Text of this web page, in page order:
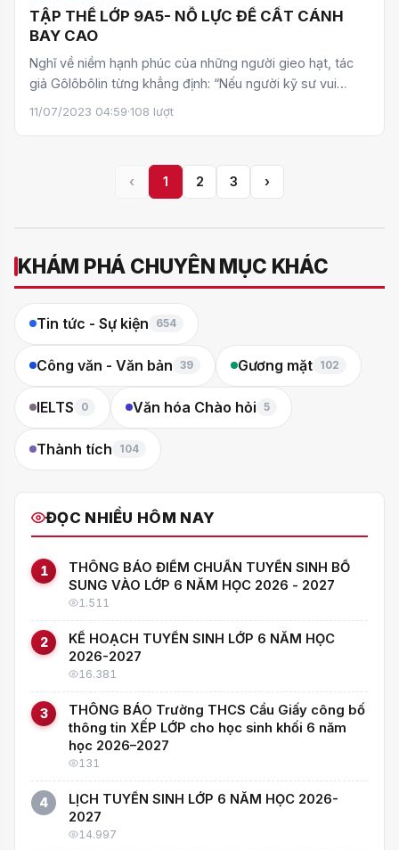
TẬP THỂ LỚP 9A5- NỖ LỰC ĐỂ CẤT CÁNH
BAY CAO
Nghĩ về niềm hạnh phúc của những người gieo hạt, tác
giả Gôlôbôlin từng khẳng định: “Nếu người kỹ sư vui
mừng…
11/07/2023 04:59·108 lượt
‹ 1 2 3 ›
KHÁM PHÁ CHUYÊN MỤC KHÁC
Tin tức - Sự kiện 654
Công văn - Văn bản 39 Gương mặt 102
IELTS 0 Văn hóa Chào hỏi 5
Thành tích 104
ĐỌC NHIỀU HÔM NAY
1
THÔNG BÁO ĐIỂM CHUẨN TUYỂN SINH BỔ
SUNG VÀO LỚP 6 NĂM HỌC 2026 - 2027
1.511
2
KẾ HOẠCH TUYỂN SINH LỚP 6 NĂM HỌC
2026-2027
16.381
3
THÔNG BÁO Trường THCS Cầu Giấy công bố
thông tin XẾP LỚP cho học sinh khối 6 năm
học 2026–2027
131
4
LỊCH TUYỂN SINH LỚP 6 NĂM HỌC 2026-
2027
14.997